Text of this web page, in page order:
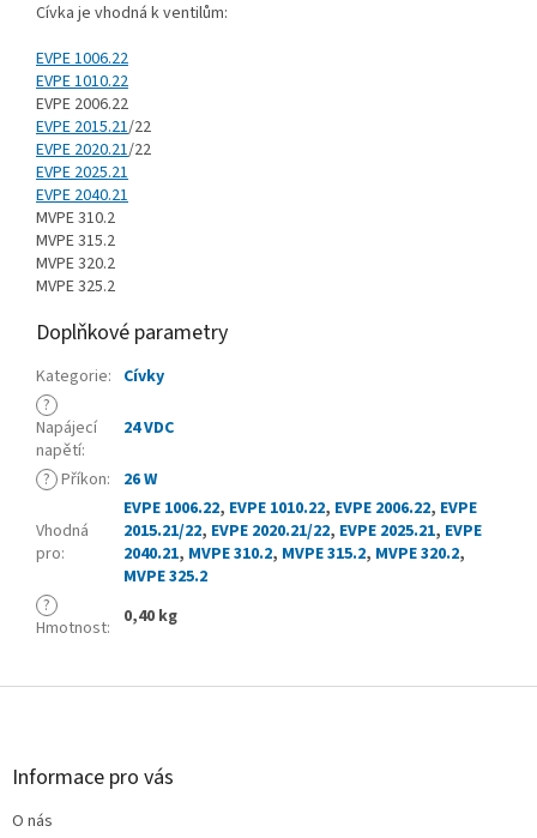
Cívka je vhodná k ventilům:
EVPE 1006.22
EVPE 1010.22
EVPE 2006.22
EVPE 2015.21/22
EVPE 2020.21/22
EVPE 2025.21
EVPE 2040.21
MVPE 310.2
MVPE 315.2
MVPE 320.2
MVPE 325.2
Doplňkové parametry
Kategorie: Cívky
?
Napájecí
napětí:
24 VDC
? Příkon: 26 W
Vhodná
pro:
EVPE 1006.22, EVPE 1010.22, EVPE 2006.22, EVPE
2015.21/22, EVPE 2020.21/22, EVPE 2025.21, EVPE
2040.21, MVPE 310.2, MVPE 315.2, MVPE 320.2,
MVPE 325.2
?
Hmotnost: 0,40 kg
Z
Informace pro vás
O nás